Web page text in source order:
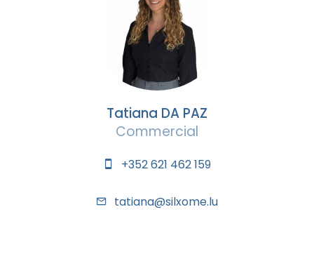
Tatiana DA PAZ
Commercial
+352 621 462 159
tatiana@silxome.lu